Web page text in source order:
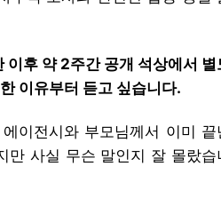
이후 약 2주간 공개 석상에서 별
이유부터 듣고 싶습니다.
이전시와 부모님께서 이미 끝
만 사실 무슨 말인지 잘 몰랐습